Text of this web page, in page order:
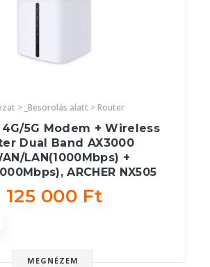
> _Besorolás alatt > Router
4G/5G Modem + Wireless
Dual Band AX3000
LAN(1000Mbps) +
ARCHER NX505
125 000 Ft
MEGNÉZEM